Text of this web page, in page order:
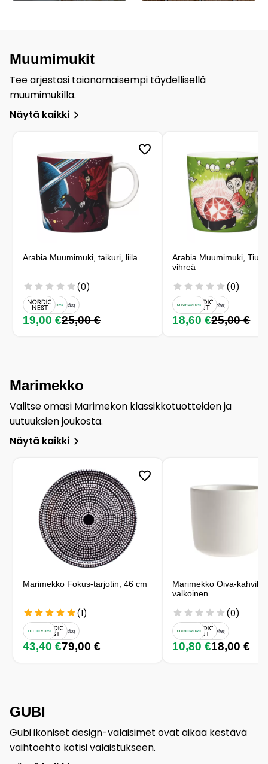
Muumimukit
Tee arjestasi taianomaisempi täydellisellä
muumimukilla.
Näytä kaikki
Arabia Muumimuki, taikuri, liila
(0)
19,00 €25,00 €
Arabia Muumimuki,
vihreä
(0)
18,60 €25,00 €
Marimekko
Valitse omasi Marimekon klassikkotuotteiden ja
uutuuksien joukosta.
Näytä kaikki
Marimekko Fokus-tarjotin, 46 cm
(1)
43,40 €79,00 €
Marimekko Oiva-
valkoinen
(0)
10,80 €18,00 €
GUBI
Gubi ikoniset design-valaisimet ovat aikaa kestävä
vaihtoehto kotisi valaistukseen.